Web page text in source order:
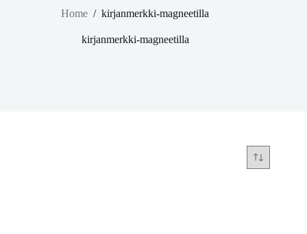
Home / kirjanmerkki-magneetilla
kirjanmerkki-magneetilla